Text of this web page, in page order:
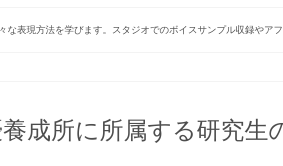
な表現方法を学びます。スタジオでのボイスサンプル収録やアフ
成所に所属する研究生